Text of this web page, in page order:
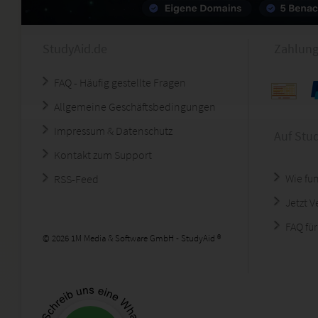
FAQ - Häufig gestellte Fragen
Allgemeine Geschäftsbedingungen
Impressum & Datenschutz
Kontakt zum Support
RSS-Feed
© 2026 1M Media & Software GmbH - StudyAid ®
Wie
Jetzt
FAQ